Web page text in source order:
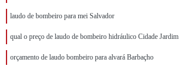
laudo de bombeiro para mei Salvador
qual o preço de laudo de bombeiro hidráulico Cidade Jardim
orçamento de laudo bombeiro para alvará Barbaçho